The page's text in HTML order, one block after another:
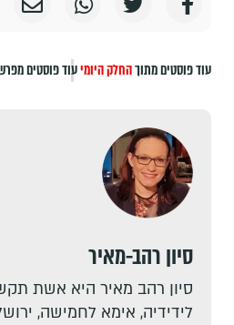
עוד פוסטים מתוךהחלק היומיעוד פוסטים
סיון רהב-מאיר
סיון רהב מאיר היא אשת
לידידיה, אימא לחמישה,